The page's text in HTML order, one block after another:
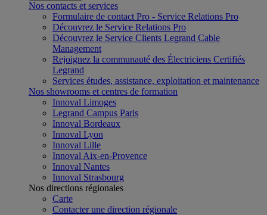
Nos contacts et services
Formulaire de contact Pro - Service Relations Pro
Découvrez le Service Relations Pro
Découvrez le Service Clients Legrand Cable
Management
Rejoignez la communauté des Électriciens Certifiés
Legrand
Services études, assistance, exploitation et maintenance
Nos showrooms et centres de formation
Innoval Limoges
Legrand Campus Paris
Innoval Bordeaux
Innoval Lyon
Innoval Lille
Innoval Aix-en-Provence
Innoval Nantes
Innoval Strasbourg
Nos directions régionales
Carte
Contacter une direction régionale